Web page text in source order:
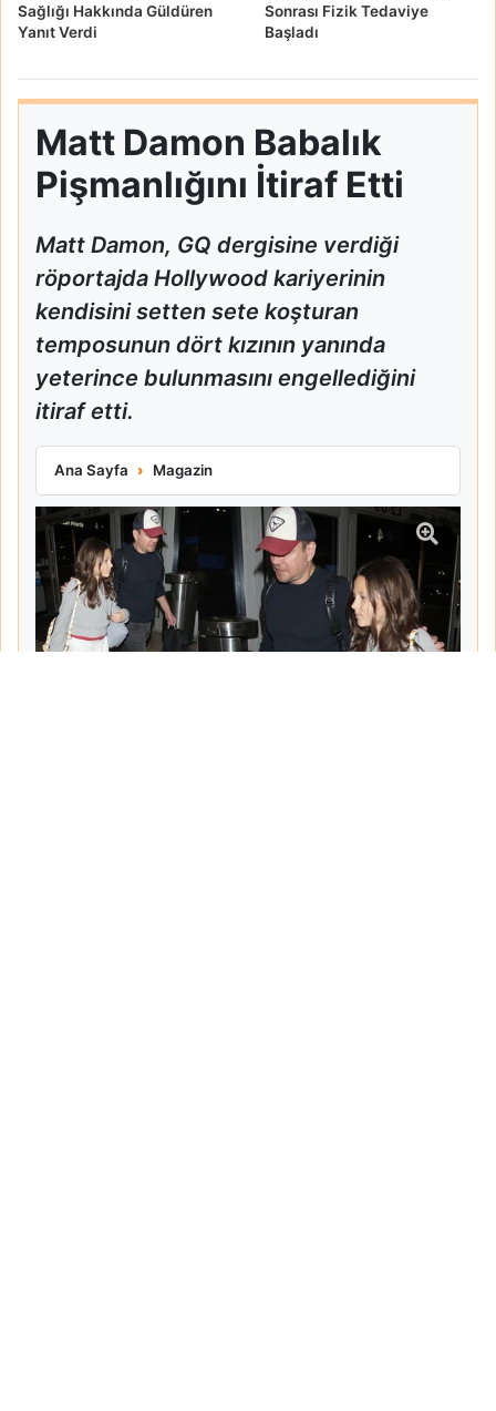
Sağlığı Hakkında Güldüren
Yanıt Verdi
Sonrası Fizik Tedaviye
Başladı
Matt Damon Babalık
Pişmanlığını İtiraf Etti
Matt Damon, GQ dergisine verdiği
röportajda Hollywood kariyerinin
kendisini setten sete koşturan
temposunun dört kızının yanında
yeterince bulunmasını engellediğini
itiraf etti.
Ana Sayfa Magazin
Matt Damon Babalık Pişmanlığını İtiraf Etti